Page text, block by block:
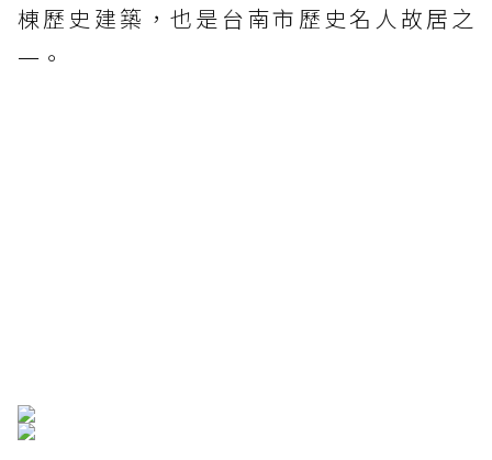
棟歷史建築，也是台南市歷史名人故居之
一。